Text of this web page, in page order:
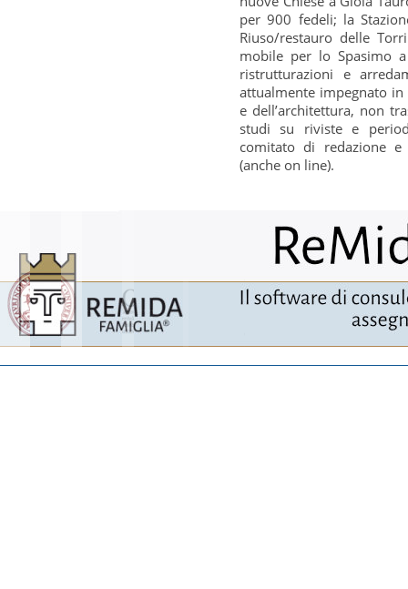
per 900 fedeli; la
Riuso/restauro delle
mobile per lo Spasimo
ristrutturazioni e
attualmente impegnato
e dell’architettura, non
studi su riviste e
comitato di redazione
(anche on line).